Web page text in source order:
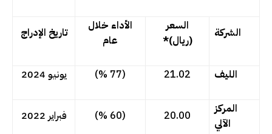
الشركة
السعر
(ريال)*
الأداء خلال
عام
تاريخ الإدراج
الليف 21.02
(
77
%) يونيو 2024
المركز
الآلي
20.00
(
60
%) فبراير 2022